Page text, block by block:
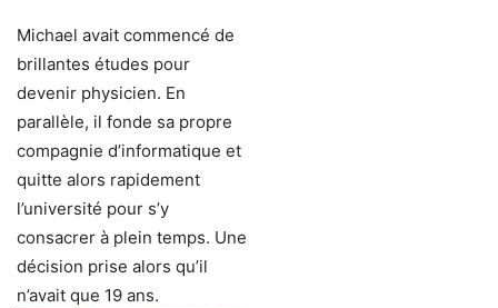
Michael avait commencé de
brillantes études pour
devenir physicien. En
parallèle, il fonde sa propre
compagnie d’informatique et
quitte alors rapidement
l’université pour s’y
consacrer à plein temps. Une
décision prise alors qu’il
n’avait que 19 ans.